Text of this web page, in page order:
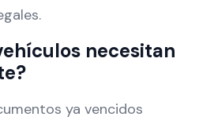
necesitan
ya vencidos